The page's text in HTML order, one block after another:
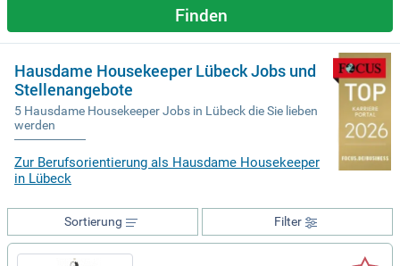
Finden
Hausdame Housekeeper Lübeck Jobs und
Stellenangebote
5 Hausdame Housekeeper Jobs in Lübeck die Sie lieben
werden
Zur Berufsorientierung als Hausdame Housekeeper
in Lübeck
Filter
Sortierung